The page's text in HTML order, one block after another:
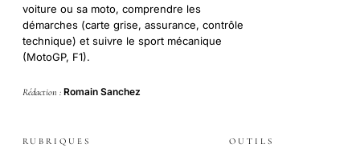
voiture ou sa moto, comprendre les
démarches (carte grise, assurance, contrôle
technique) et suivre le sport mécanique
(MotoGP, F1).
Rédaction : Romain Sanchez
RUBRIQUES OUTILS